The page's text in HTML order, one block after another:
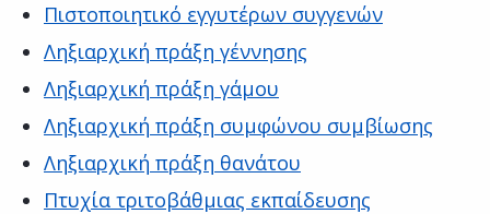
Πιστοποιητικό εγγυτέρων συγγενών
Ληξιαρχική πράξη γέννησης
Ληξιαρχική πράξη γάμου
Ληξιαρχική πράξη συμφώνου συμβίωσης
Ληξιαρχική πράξη θανάτου
Πτυχία τριτοβάθμιας εκπαίδευσης